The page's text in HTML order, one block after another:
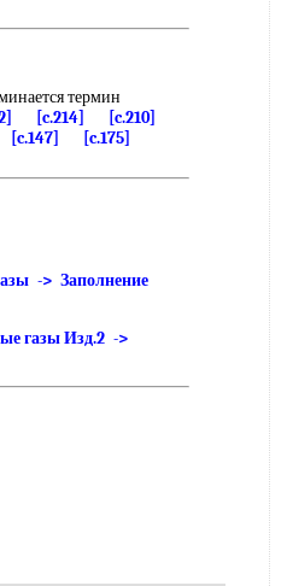
термин
[c.214]
[c.210]
[c.147]
[c.175]
-> Заполнение
газы Изд.2 ->